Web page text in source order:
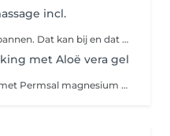
incl.
Behoefte om alleen even te ontspannen. Dat kan bij en dat begint bij deze Mine ontspanning. Kan net genoeg zijn voor een Me-time moment. U zorgt voor een gereinigde huid dan kan er gelijk gestart worden met gelaatmassage. U zal met CHI aromatische huidolie gemasseerd worden. Hoofdhuid & haar zal met Azur huidolie gewerkt worden. Geen tijd om uw huid zelf te reinigen dan is er een keuze deze erbij te boeken.
met Aloë vera gel
Permsal totale lichaamspakking met Permsal magnesium Aloë Vera gel OF Permsal magnesium Gel Inclusief Hoofdhuidmassage Pakking 40 min. De totale behandeling duurt ca. 60 min. Infrarood saunadeken zorgt voor directe warmte op de huid en gewrichten voor een diepwerkende ontspanning voor de spieren. De saunadeken kan verlichting bieden bij mensen met reumaklachten, fybromyalgie, spierstijfheid, spier en /of gewrichtspijnen. Zorgt voor ontspanning en stimuleert een goede nachtrust. Daarnaast krijgt je stofwisseling een boost. Contra-indicatie : Helaas niet geschikt voor mensen met een pacemaker of tens-apparaat en zwangere. Bij een verminderde nierfunctie, hartblok ( stroring in de prikkelgeleiding van het hart) en neuromusculaire aandoeningen dan is in deze pakking niet geschikt.